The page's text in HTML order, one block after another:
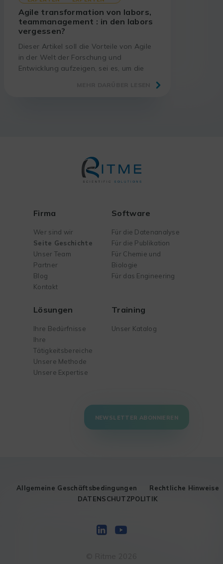
Agile transformation von labors,
teammanagement : in den labors
vergessen?
Dieser Artikel soll die Vorteile von Agile
in der Welt der Forschung und
Entwicklung aufzeigen, sei es, um die
Firma
Wer sind wir
Seite Geschichte
Unser Team
Partner
Blog
Kontakt
Software
Für die Datenanalyse
Für die Publikation
Für Chemie und
Biologie
Für das Engineering
Lösungen
Ihre Bedürfnisse
Ihre
Tätigkeitsbereiche
Unsere Methode
Unsere Expertise
Training
Unser Katalog
NEWSLETTER ABONNIEREN
Allgemeine Geschäftsbedingungen
Rechtliche Hinweise
DATENSCHUTZPOLITIK